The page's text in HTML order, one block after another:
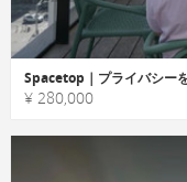
¥ 280,000